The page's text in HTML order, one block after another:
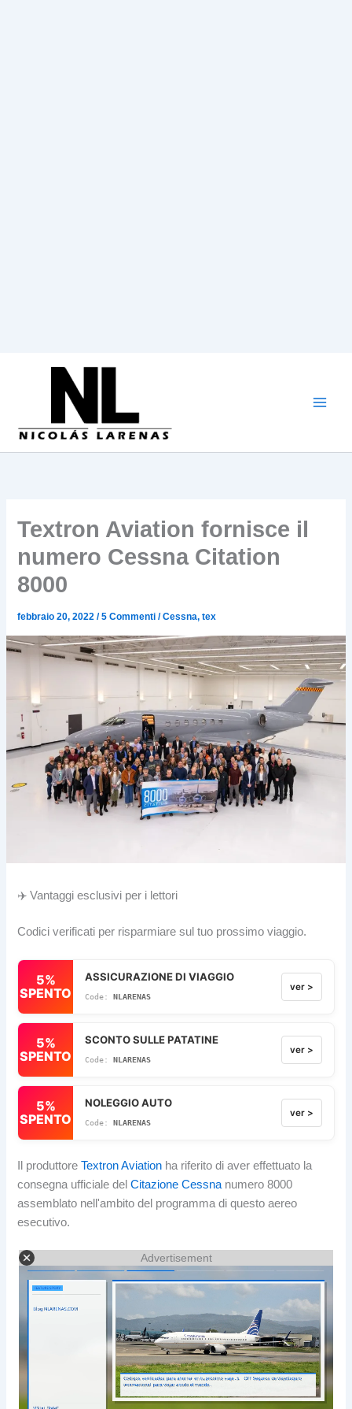
Textron Aviation fornisce il
numero Cessna Citation
8000
febbraio 20, 2022/5 Commenti /Cessna,tex
✈️ Vantaggi esclusivi per i lettori
Codici verificati per risparmiare sul tuo prossimo viaggio.
5%
SPENTO
ASSICURAZIONE DI VIAGGIO
NLARENAS
ver >
5%
SPENTO
SCONTO SULLE PATATINE
NLARENAS
ver >
5%
SPENTO
NOLEGGIO AUTO
NLARENAS
ver >
Il produttoreTextron Aviation ha riferito di aver effettuato la
consegna ufficiale delCitazione Cessna numero 8000
assemblato nell'ambito del programma di questo aereo
esecutivo.
Advertisement